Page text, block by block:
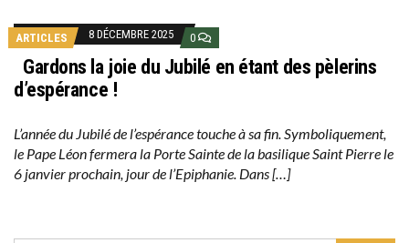
ARTICLES 8 DÉCEMBRE 2025 0
Gardons la joie du Jubilé en étant des pèlerins
d’espérance !
L’année du Jubilé de l’espérance touche à sa fin. Symboliquement,
le Pape Léon fermera la Porte Sainte de la basilique Saint Pierre le
6 janvier prochain, jour de l’Epiphanie. Dans […]